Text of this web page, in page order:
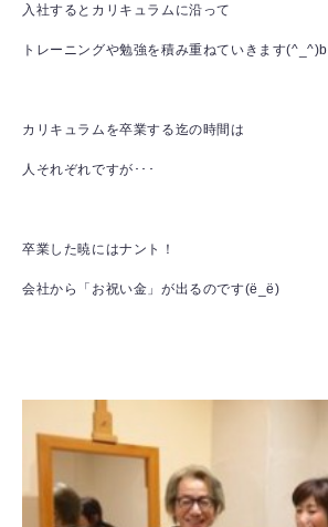
入社するとカリキュラムに沿って
トレーニングや勉強を積み重ねていきます(^_^)b
カリキュラムを卒業する迄の時間は
人それぞれですが･･･
卒業した暁にはナント！
会社から「お祝い金」が出るのです(ё_ё)